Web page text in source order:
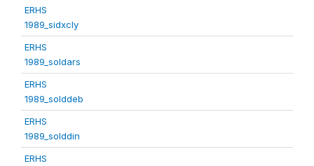
ERHS
1989_sidxcly
ERHS
1989_soldars
ERHS
1989_solddeb
ERHS
1989_solddin
ERHS